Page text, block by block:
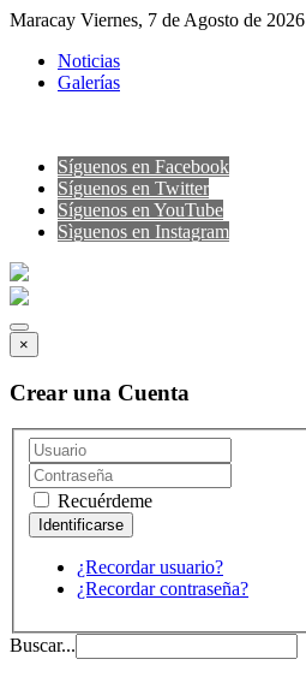
Maracay Viernes, 7 de Agosto de 2026
Noticias
Galerías
Síguenos en Facebook
Síguenos en Twitter
Síguenos en YouTube
Sìguenos en Instagram
×
Crear una Cuenta
Recuérdeme
¿Recordar usuario?
¿Recordar contraseña?
Buscar...